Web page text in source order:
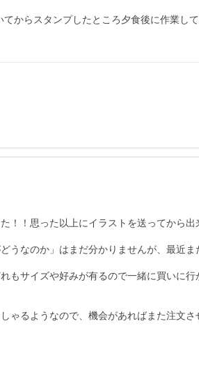
からスタンプしたところ夕食後に作業
！！思った以上にイラストを送ってから
なのか」はまだ分かりませんが、最近
サイズや好みが有るので一緒に買いに
ゃるようなので、機会があればまた注文さ